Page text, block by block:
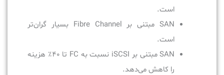
است.
SAN مبتنی بر Fibre Channel بسیار گران‌تر
است.
SAN مبتنی بر iSCSI نسبت به FC تا ۴۰٪ هزینه
را کاهش می‌دهد.